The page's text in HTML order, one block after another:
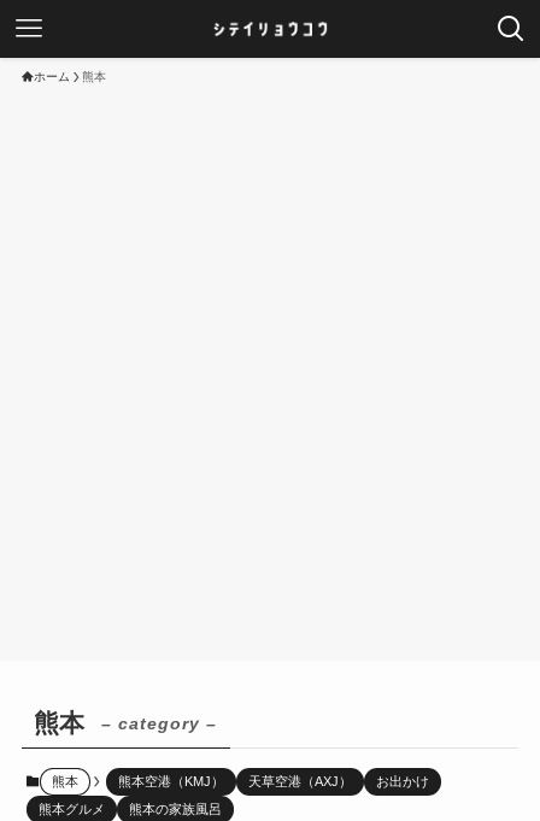
ホーム 熊本
熊本 – category –
熊本 熊本空港（KMJ） 天草空港（AXJ）
お出かけ
熊本グルメ
熊本の家族風呂